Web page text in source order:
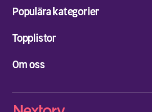
Om oss
Populära kategorier
Topplistor